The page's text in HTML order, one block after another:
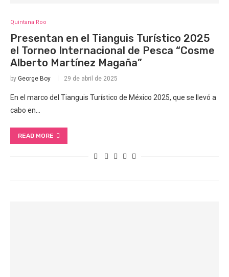
Quintana Roo
Presentan en el Tianguis Turístico 2025
el Torneo Internacional de Pesca “Cosme
Alberto Martínez Magaña”
by George Boy 29 de abril de 2025
En el marco del Tianguis Turístico de México 2025, que se llevó a
cabo en…
READ MORE